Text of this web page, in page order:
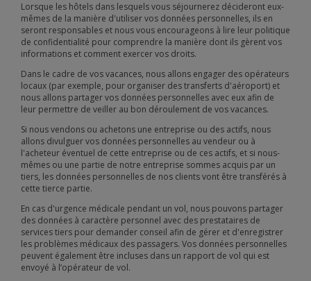
Lorsque les hôtels dans lesquels vous séjournerez décideront eux-
mêmes de la manière d'utiliser vos données personnelles, ils en
seront responsables et nous vous encourageons à lire leur politique
de confidentialité pour comprendre la manière dont ils gèrent vos
informations et comment exercer vos droits.
Dans le cadre de vos vacances, nous allons engager des opérateurs
locaux (par exemple, pour organiser des transferts d'aéroport) et
nous allons partager vos données personnelles avec eux afin de
leur permettre de veiller au bon déroulement de vos vacances.
Si nous vendons ou achetons une entreprise ou des actifs, nous
allons divulguer vos données personnelles au vendeur ou à
l'acheteur éventuel de cette entreprise ou de ces actifs, et si nous-
mêmes ou une partie de notre entreprise sommes acquis par un
tiers, les données personnelles de nos clients vont être transférés à
cette tierce partie.
En cas d'urgence médicale pendant un vol, nous pouvons partager
des données à caractère personnel avec des prestataires de
services tiers pour demander conseil afin de gérer et d'enregistrer
les problèmes médicaux des passagers. Vos données personnelles
peuvent également être incluses dans un rapport de vol qui est
envoyé à l’opérateur de vol.